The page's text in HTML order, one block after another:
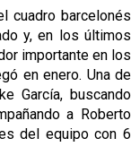
cuadro barcelonés
y, en los últimos
importante en los
en enero. Una de
García, buscando
a Roberto
del equipo con 6